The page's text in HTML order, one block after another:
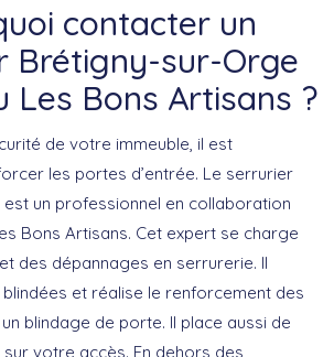
contacter un
Brétigny-sur-Orge
Les Bons Artisans ?
de votre immeuble, il est
les portes d’entrée. Le serrurier
un professionnel en collaboration
Bons Artisans. Cet expert se charge
des dépannages en serrurerie. Il
et réalise le renforcement des
blindage de porte. Il place aussi de
votre accès. En dehors des